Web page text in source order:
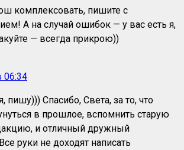
комплексовать, пишите с
А на случай ошибок — у вас есть я,
— всегда прикрою))
06:34
пишу))) Спасибо, Света, за то, что
в прошлое, вспомнить старую
и отличный дружный
руки не доходят написать